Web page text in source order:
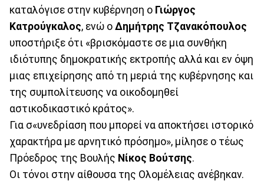
καταλόγισε στην κυβέρνηση ο Γιώργος
Κατρούγκαλος, ενώ ο Δημήτρης Τζανακόπουλος
υποστήριξε ότι «βρισκόμαστε σε μια συνθήκη
ιδιότυπης δημοκρατικής εκτροπής αλλά και εν όψη
μιας επιχείρησης από τη μεριά της κυβέρνησης και
της συμπολίτευσης να οικοδομηθεί
αστικοδικαστικό κράτος».
Για σ«υνεδρίαση που μπορεί να αποκτήσει ιστορικό
χαρακτήρα με αρνητικό πρόσημο», μίλησε ο τέως
Πρόεδρος της Βουλής Νίκος Βούτσης.
Οι τόνοι στην αίθουσα της Ολομέλειας ανέβηκαν.